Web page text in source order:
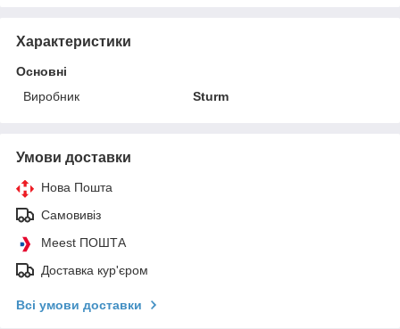
Характеристики
Основні
Виробник
Sturm
Умови доставки
Нова Пошта
Самовивіз
Meest ПОШТА
Доставка кур'єром
Всі умови доставки